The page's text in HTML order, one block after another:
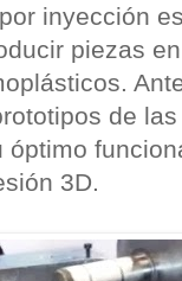
inyección
piezas
de
óptimo
3D.